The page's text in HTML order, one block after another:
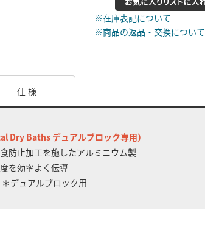
※在庫表記について
※商品の返品・交換について
仕 様
Dry Baths デュアルブロック専用）
防止加工を施したアルミニウム製
を効率よく伝導
デュアルブロック用